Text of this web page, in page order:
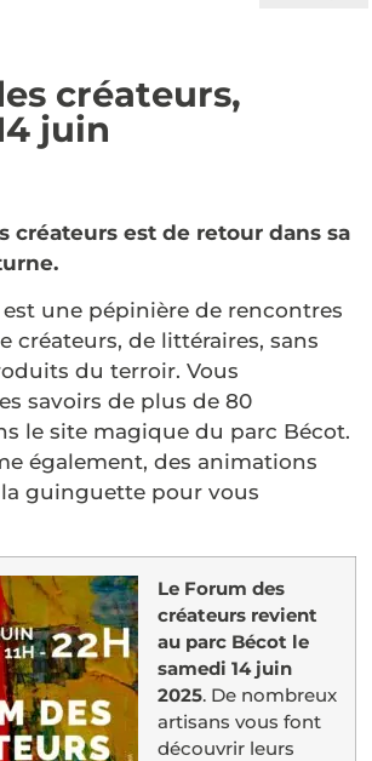
créateurs,
juin
créateurs est de retour dans sa
est une pépinière de rencontres
créateurs, de littéraires, sans
du terroir. Vous
savoirs de plus de 80
le site magique du parc Bécot.
également, des animations
guinguette pour vous
Le Forum des
créateurs revient
au parc Bécot le
samedi 14 juin
2025. De nombreux
artisans vous font
découvrir leurs